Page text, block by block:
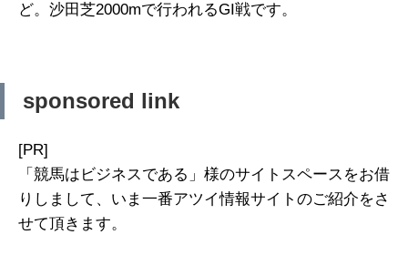
ど。沙田芝2000mで行われるGI戦です。
sponsored link
[PR]
「競馬はビジネスである」様のサイトスペースをお借
りしまして、いま一番アツイ情報サイトのご紹介をさ
せて頂きます。